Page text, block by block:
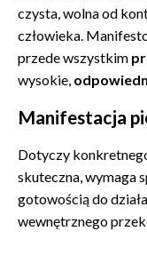
czysta, wolna od
człowieka.
przede wszystkim
wysokie,
Manifestacja
Dotyczy
skuteczna, wymaga
gotowością do
wewnętrznego